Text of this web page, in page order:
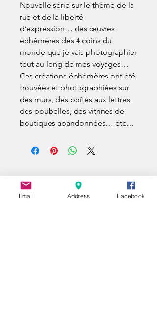
Nouvelle série sur le thème de la
rue et de la liberté
d’expression… des œuvres
éphémères des 4 coins du
monde que je vais photographier
tout au long de mes voyages…
Ces créations éphémères ont été
trouvées et photographiées sur
des murs, des boîtes aux lettres,
des poubelles, des vitrines de
boutiques abandonnées… etc…
Email Address Facebook